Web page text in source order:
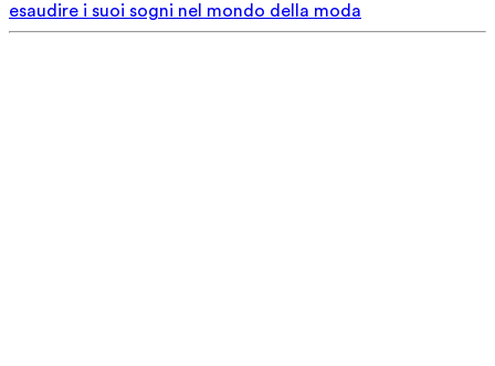
esaudire i suoi sogni nel mondo della moda